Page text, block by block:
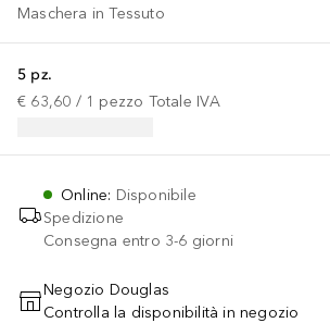
Maschera in Tessuto
5 pz.
€ 63,60 / 1 pezzo Totale IVA
Online: Disponibile
Spedizione
Consegna entro 3-6 giorni
AGGIUNGI AL CARRELLO
Negozio Douglas
Controlla la disponibilità in negozio